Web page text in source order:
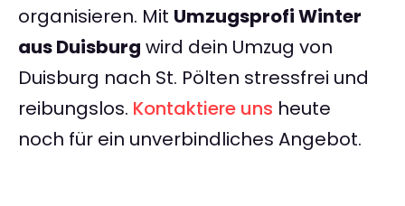
organisieren. Mit Umzugsprofi Winter
aus Duisburg wird dein Umzug von
Duisburg nach St. Pölten stressfrei und
reibungslos. Kontaktiere uns heute
noch für ein unverbindliches Angebot.